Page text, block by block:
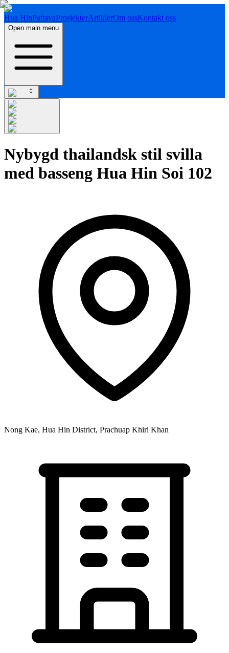
Hua HinPattayaProsjekterArtiklerOm ossKontakt oss
Open main menu
Nybygd thailandsk stil svilla
med basseng Hua Hin Soi 102
Nong Kae, Hua Hin District, Prachuap Khiri Khan